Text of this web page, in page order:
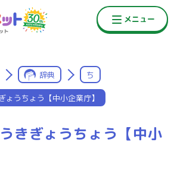
辞典 ち
ょうちょう【中小企業庁】
きぎょうちょう【中小